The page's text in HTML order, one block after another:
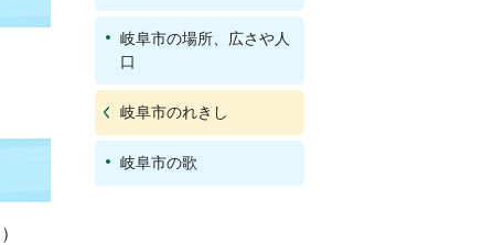
岐阜市の場所、広さや人
口
岐阜市のれきし
岐阜市の歌